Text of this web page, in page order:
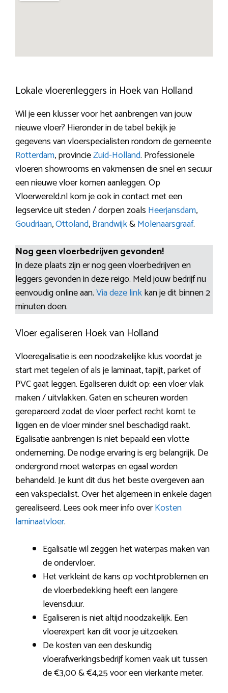
Lokale vloerenleggers in Hoek van Holland
Wil je een klusser voor het aanbrengen van jouw
nieuwe vloer? Hieronder in de tabel bekijk je
gegevens van vloerspecialisten rondom de gemeente
Rotterdam, provincieZuid-Holland. Professionele
vloeren showrooms en vakmensen die snel en secuur
een nieuwe vloer komen aanleggen. Op
Vloerwereld.nl kom je ook in contact met een
legservice uit steden / dorpen zoals Heerjansdam,
Goudriaan,Ottoland,Brandwijk&Molenaarsgraaf.
Nog geen vloerbedrijven gevonden!
In deze plaats zijn er nog geen vloerbedrijven en
leggers gevonden in deze reigo. Meld jouw bedrijf nu
eenvoudig online aan.Via deze linkkan je dit binnen 2
minuten doen.
Vloer egaliseren Hoek van Holland
Vloeregalisatie is een noodzakelijke klus voordat je
start met tegelen of als je laminaat, tapijt, parket of
PVC gaat leggen. Egaliseren duidt op: een vloer vlak
maken / uitvlakken. Gaten en scheuren worden
gerepareerd zodat de vloer perfect recht komt te
liggen en de vloer minder snel beschadigd raakt.
Egalisatie aanbrengen is niet bepaald een vlotte
onderneming. De nodige ervaring is erg belangrijk. De
ondergrond moet waterpas en egaal worden
behandeld. Je kunt dit dus het beste overgeven aan
een vakspecialist. Over het algemeen in enkele dagen
gerealiseerd. Lees ook meer info overKosten
laminaatvloer.
Egalisatie wil zeggen het waterpas maken van
de ondervloer.
Het verkleint de kans op vochtproblemen en
de vloerbedekking heeft een langere
levensduur.
Egaliseren is niet altijd noodzakelijk. Een
vloerexpert kan dit voor je uitzoeken.
De kosten van een deskundig
vloerafwerkingsbedrijf komen vaak uit tussen
de €3,00 & €4,25 voor een vierkante meter.